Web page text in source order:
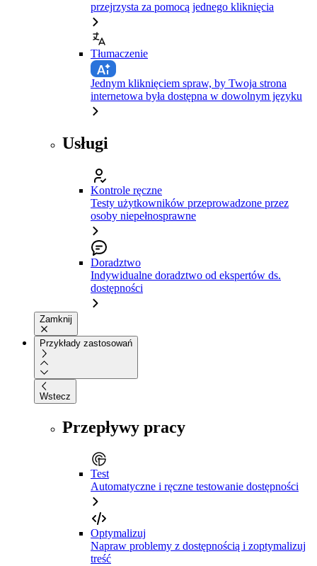
przejrzysta za pomocą jednego kliknięcia
Tłumaczenie
Jednym kliknięciem spraw, by Twoja strona
internetowa była dostępna w dowolnym języku
Usługi
Kontrole ręczne
Testy użytkowników przeprowadzone przez
osoby niepełnosprawne
Doradztwo
Indywidualne doradztwo od ekspertów ds.
dostępności
Zamknij
Przykłady zastosowań
Wstecz
Przepływy pracy
Test
Automatyczne i ręczne testowanie dostępności
Optymalizuj
Napraw problemy z dostępnością i zoptymalizuj
treść